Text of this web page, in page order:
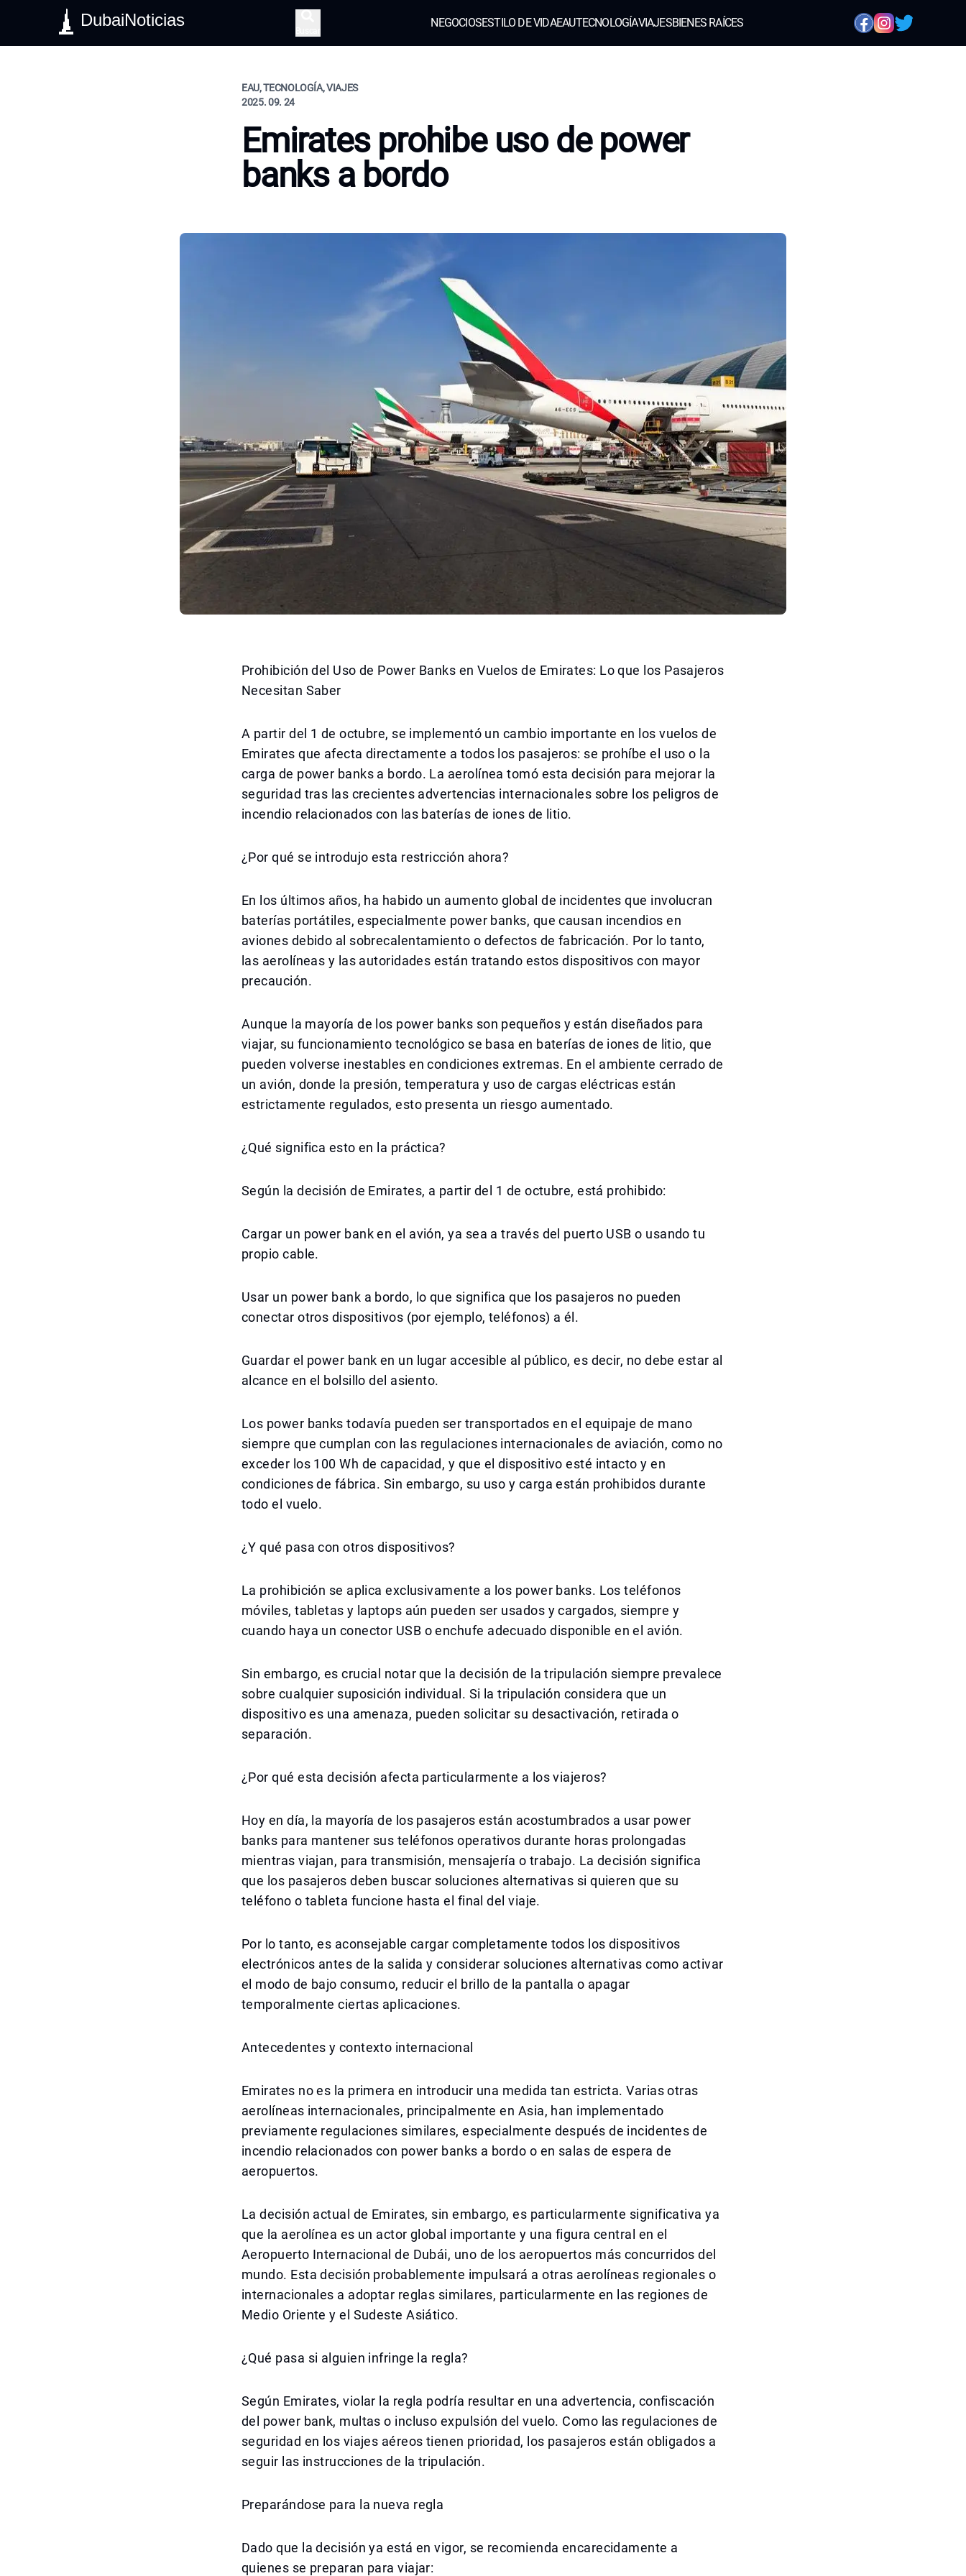
DubaiNoticias NEGOCIOSESTILO DE VIDAEAUTECNOLOGÍAVIAJESBIENES RAÍCES
EAU, TECNOLOGÍA, VIAJES
2025. 09. 24
Emirates prohibe uso de power
banks a bordo
Prohibición del Uso de Power Banks en Vuelos de Emirates: Lo que los Pasajeros
Necesitan Saber
A partir del 1 de octubre, se implementó un cambio importante en los vuelos de
Emirates que afecta directamente a todos los pasajeros: se prohíbe el uso o la
carga de power banks a bordo. La aerolínea tomó esta decisión para mejorar la
seguridad tras las crecientes advertencias internacionales sobre los peligros de
incendio relacionados con las baterías de iones de litio.
¿Por qué se introdujo esta restricción ahora?
En los últimos años, ha habido un aumento global de incidentes que involucran
baterías portátiles, especialmente power banks, que causan incendios en
aviones debido al sobrecalentamiento o defectos de fabricación. Por lo tanto,
las aerolíneas y las autoridades están tratando estos dispositivos con mayor
precaución.
Aunque la mayoría de los power banks son pequeños y están diseñados para
viajar, su funcionamiento tecnológico se basa en baterías de iones de litio, que
pueden volverse inestables en condiciones extremas. En el ambiente cerrado de
un avión, donde la presión, temperatura y uso de cargas eléctricas están
estrictamente regulados, esto presenta un riesgo aumentado.
¿Qué significa esto en la práctica?
Según la decisión de Emirates, a partir del 1 de octubre, está prohibido:
Cargar un power bank en el avión, ya sea a través del puerto USB o usando tu
propio cable.
Usar un power bank a bordo, lo que significa que los pasajeros no pueden
conectar otros dispositivos (por ejemplo, teléfonos) a él.
Guardar el power bank en un lugar accesible al público, es decir, no debe estar al
alcance en el bolsillo del asiento.
Los power banks todavía pueden ser transportados en el equipaje de mano
siempre que cumplan con las regulaciones internacionales de aviación, como no
exceder los 100 Wh de capacidad, y que el dispositivo esté intacto y en
condiciones de fábrica. Sin embargo, su uso y carga están prohibidos durante
todo el vuelo.
¿Y qué pasa con otros dispositivos?
La prohibición se aplica exclusivamente a los power banks. Los teléfonos
móviles, tabletas y laptops aún pueden ser usados y cargados, siempre y
cuando haya un conector USB o enchufe adecuado disponible en el avión.
Sin embargo, es crucial notar que la decisión de la tripulación siempre prevalece
sobre cualquier suposición individual. Si la tripulación considera que un
dispositivo es una amenaza, pueden solicitar su desactivación, retirada o
separación.
¿Por qué esta decisión afecta particularmente a los viajeros?
Hoy en día, la mayoría de los pasajeros están acostumbrados a usar power
banks para mantener sus teléfonos operativos durante horas prolongadas
mientras viajan, para transmisión, mensajería o trabajo. La decisión significa
que los pasajeros deben buscar soluciones alternativas si quieren que su
teléfono o tableta funcione hasta el final del viaje.
Por lo tanto, es aconsejable cargar completamente todos los dispositivos
electrónicos antes de la salida y considerar soluciones alternativas como activar
el modo de bajo consumo, reducir el brillo de la pantalla o apagar
temporalmente ciertas aplicaciones.
Antecedentes y contexto internacional
Emirates no es la primera en introducir una medida tan estricta. Varias otras
aerolíneas internacionales, principalmente en Asia, han implementado
previamente regulaciones similares, especialmente después de incidentes de
incendio relacionados con power banks a bordo o en salas de espera de
aeropuertos.
La decisión actual de Emirates, sin embargo, es particularmente significativa ya
que la aerolínea es un actor global importante y una figura central en el
Aeropuerto Internacional de Dubái, uno de los aeropuertos más concurridos del
mundo. Esta decisión probablemente impulsará a otras aerolíneas regionales o
internacionales a adoptar reglas similares, particularmente en las regiones de
Medio Oriente y el Sudeste Asiático.
¿Qué pasa si alguien infringe la regla?
Según Emirates, violar la regla podría resultar en una advertencia, confiscación
del power bank, multas o incluso expulsión del vuelo. Como las regulaciones de
seguridad en los viajes aéreos tienen prioridad, los pasajeros están obligados a
seguir las instrucciones de la tripulación.
Preparándose para la nueva regla
Dado que la decisión ya está en vigor, se recomienda encarecidamente a
quienes se preparan para viajar: